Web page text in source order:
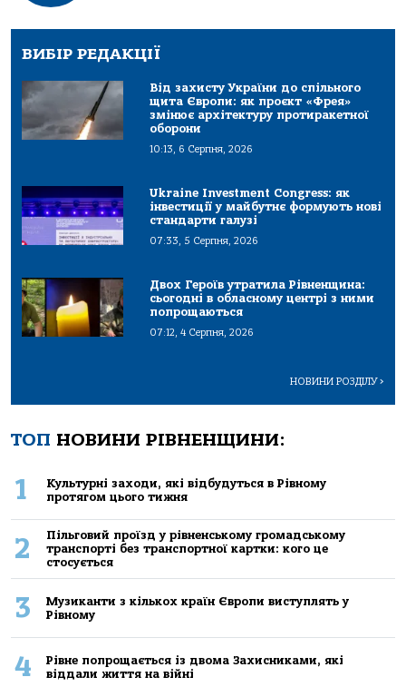
ВИБІР РЕДАКЦІЇ
Від захисту України до спільного
щита Європи: як проєкт «Фрея»
змінює архітектуру протиракетної
оборони
10:13, 6 Серпня, 2026
Ukraine Investment Congress: як
інвестиції у майбутнє формують нові
стандарти галузі
07:33, 5 Серпня, 2026
Двох Героїв утратила Рівненщина:
сьогодні в обласному центрі з ними
попрощаються
07:12, 4 Серпня, 2026
НОВИНИ РОЗДІЛУ>
ТОП НОВИНИ РІВНЕНЩИНИ:
1
Культурні заходи, які відбудуться в Рівному
протягом цього тижня
2
Пільговий проїзд у рівненському громадському
транспорті без транспортної картки: кого це
стосується
3
Музиканти з кількох країн Європи виступлять у
Рівному
4
Рівне попрощається із двома Захисниками, які
віддали життя на війні